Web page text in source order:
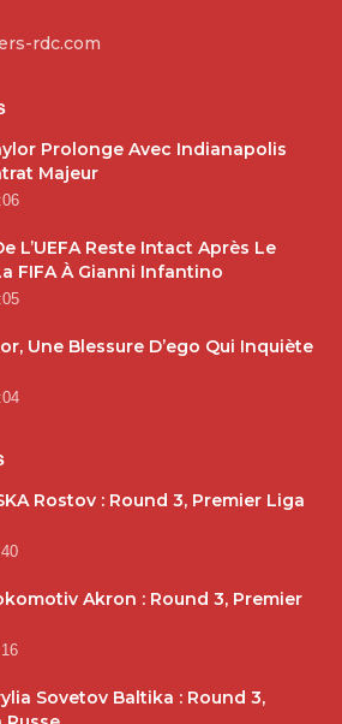
rdc.com
Prolonge Avec Indianapolis
Majeur
L’UEFA Reste Intact Après Le
FIFA À Gianni Infantino
Une Blessure D’ego Qui Inquiète
Rostov : Round 3, Premier Liga
Akron : Round 3, Premier
Sovetov Baltika : Round 3,